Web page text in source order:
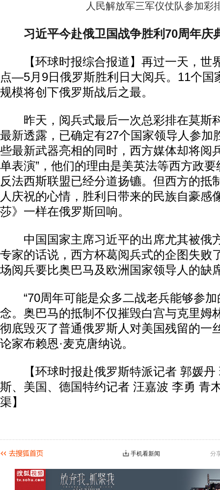
人民解放军三军仪仗队参加彩
习近平今赴俄卫国战争胜利70周年庆
【环球时报综合报道】再过一天，世
点—5月9日俄罗斯胜利日大阅兵。11个国
规模将创下俄罗斯战后之最。
昨天，阅兵式最后一次总彩排在莫斯
最新透露，已确定有27个国家领导人参加
些最新武器亮相的同时，西方媒体却将阅
单表演”，他们的理由是美英法等西方政
反法西斯联盟已经分道扬镳。但西方的抵
人庆祝的心情，胜利日带来的民族自豪感
莎》一样在俄罗斯回响。
中国国家主席习近平的出席尤其被俄
专家的话说，西方杯葛阅兵式的企图失败
场阅兵要比奥巴马及欧洲国家领导人的缺
“70周年可能是众多二战老兵能够参加
念。奥巴马的抵制不仅摧毁白宫与克里姆
彻底毁灭了普通俄罗斯人对美国残留的一
论家布赖恩·麦克唐纳说。
【环球时报赴俄罗斯特派记者 郭媛丹
斯、美国、德国特约记者 汪嘉波 李勇 青
渠】
分
手机看新闻